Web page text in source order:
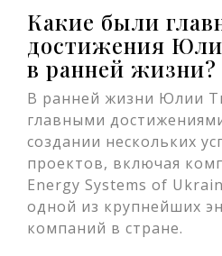
Какие были
достижения
в ранней жизни?
В ранней жизни Юлии
главными
создании нескольких
проектов, включая
Energy Systems of
одной из крупнейших
компаний в стране.